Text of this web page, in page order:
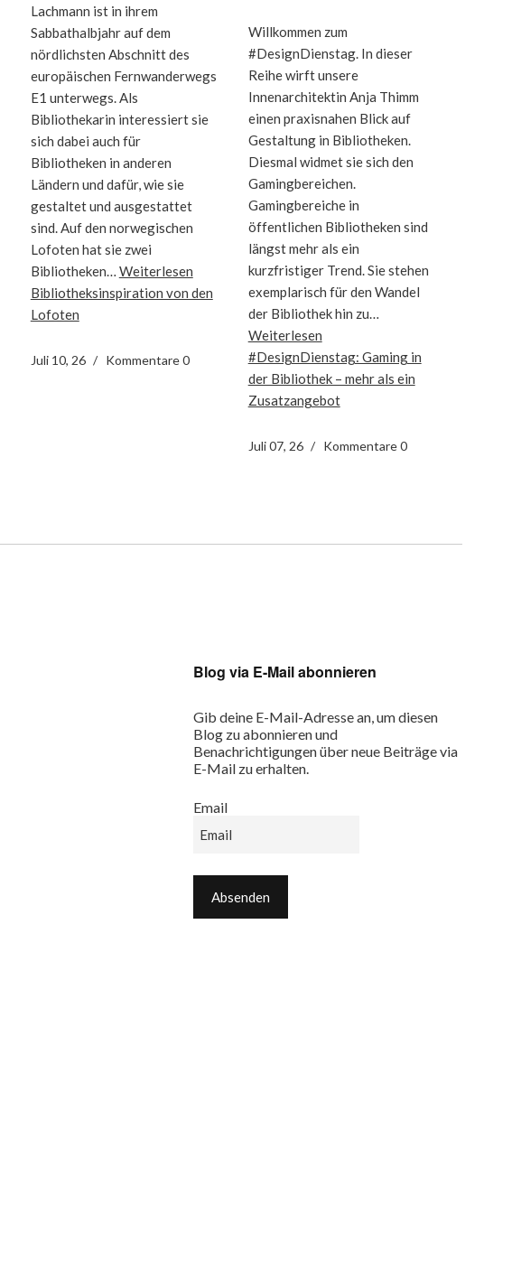
Lachmann ist in ihrem
Sabbathalbjahr auf dem
nördlichsten Abschnitt des
europäischen Fernwanderwegs
E1 unterwegs. Als
Bibliothekarin interessiert sie
sich dabei auch für
Bibliotheken in anderen
Ländern und dafür, wie sie
gestaltet und ausgestattet
sind. Auf den norwegischen
Lofoten hat sie zwei
Bibliotheken… Weiterlesen
Bibliotheksinspiration von den
Lofoten
Juli 10, 26 Kommentare 0
Willkommen zum
#DesignDienstag. In dieser
Reihe wirft unsere
Innenarchitektin Anja Thimm
einen praxisnahen Blick auf
Gestaltung in Bibliotheken.
Diesmal widmet sie sich den
Gamingbereichen.
Gamingbereiche in
öffentlichen Bibliotheken sind
längst mehr als ein
kurzfristiger Trend. Sie stehen
exemplarisch für den Wandel
der Bibliothek hin zu…
Weiterlesen
#DesignDienstag: Gaming in
der Bibliothek – mehr als ein
Zusatzangebot
Juli 07, 26 Kommentare 0
Blog via E-Mail abonnieren
Gib deine E-Mail-Adresse an, um diesen
Blog zu abonnieren und
Benachrichtigungen über neue Beiträge via
E-Mail zu erhalten.
Email